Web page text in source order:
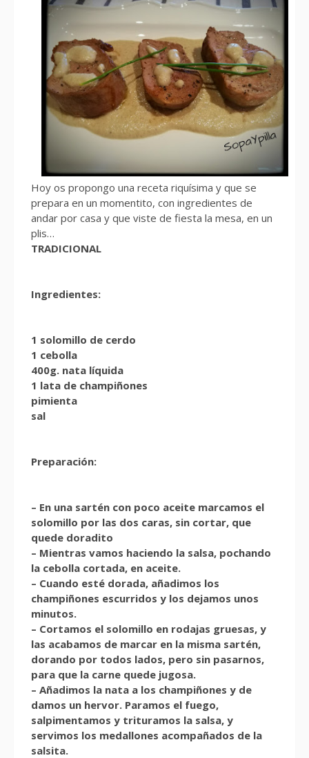
Hoy os propongo una receta riquísima y que se
prepara en un momentito, con ingredientes de
andar por casa y que viste de fiesta la mesa, en un
plis…
TRADICIONAL
Ingredientes:
1 solomillo de cerdo
1 cebolla
400g. nata líquida
1 lata de champiñones
pimienta
sal
Preparación:
– En una sartén con poco aceite marcamos el
solomillo por las dos caras, sin cortar, que
quede doradito
– Mientras vamos haciendo la salsa, pochando
la cebolla cortada, en aceite.
– Cuando esté dorada, añadimos los
champiñones escurridos y los dejamos unos
minutos.
– Cortamos el solomillo en rodajas gruesas, y
las acabamos de marcar en la misma sartén,
dorando por todos lados, pero sin pasarnos,
para que la carne quede jugosa.
– Añadimos la nata a los champiñones y de
damos un hervor. Paramos el fuego,
salpimentamos y trituramos la salsa, y
servimos los medallones acompañados de la
salsita.